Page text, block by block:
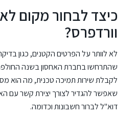
כיצד לבחור מקום
וורדפרס?
לא לוותר על הפרטים הקטנים, כגון
שהתרחשו בחברת האחסון בשנה
לקבלת שירות תמיכה טכנית, מה הוא
שאפשר להגדיר לצורך יצירת קשר עם
דוא"ל לברור חשבונות וכדומה.